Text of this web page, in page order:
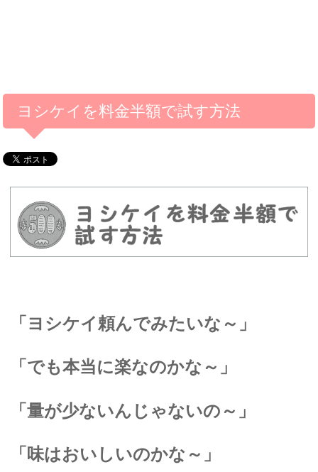
ヨシケイを料金半額で試す方法
「ヨシケイ頼んでみたいな～」
「でも本当に楽なのかな～」
「量が少ないんじゃないの～」
「味はおいしいのかな～」